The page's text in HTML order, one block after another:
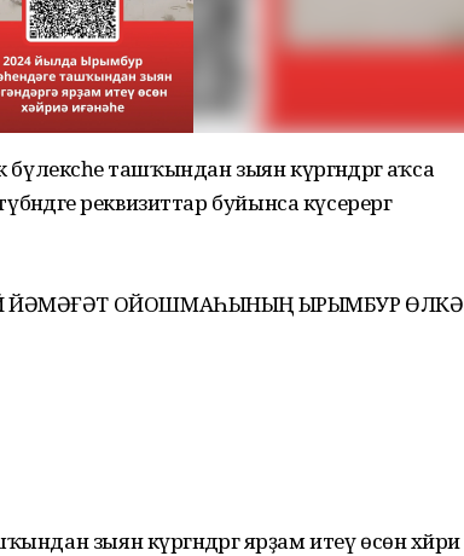
ташҡындан зыян күргәндәргә аҡса
реквизиттар буйынса күсерергә
ЙӘМӘҒӘТ ОЙОШМАҺЫНЫҢ ЫРЫМБУР ӨЛКӘ
зыян күргәндәргә ярҙам итеү өсөн хәйриә